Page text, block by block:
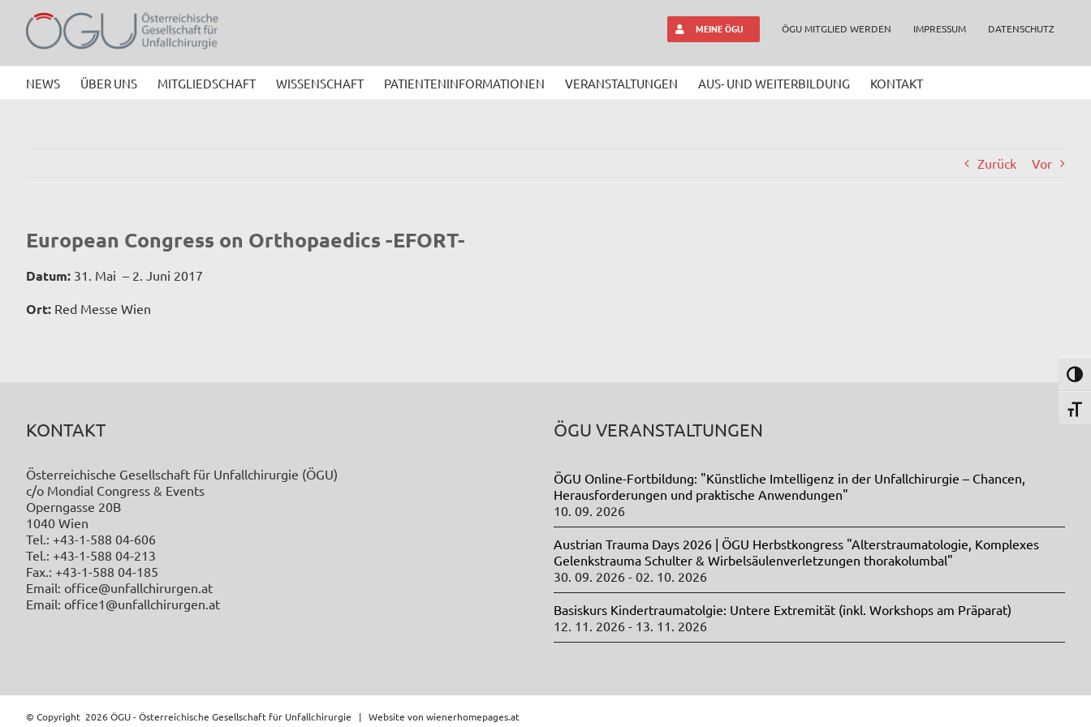
Inhalt
springen
MEINE ÖGU ÖGU MITGLIED WERDEN IMPRESSUM DATENSCHUTZ
NEWS ÜBER UNS MITGLIEDSCHAFT WISSENSCHAFT PATIENTENINFORMATIONEN VERANSTALTUNGEN AUS- UND WEITERBILDUNG KONTAKT
Zurück Vor
European Congress on Orthopaedics -EFORT-
Datum: 31. Mai – 2. Juni 2017
Ort: Red Messe Wien
KONTAKT
Österreichische Gesellschaft für Unfallchirurgie (ÖGU)
c/o Mondial Congress & Events
Operngasse 20B
1040 Wien
Tel.: +43-1-588 04-606
Tel.: +43-1-588 04-213
Fax.: +43-1-588 04-185
Email: office@unfallchirurgen.at
Email: office1@unfallchirurgen.at
ÖGU VERANSTALTUNGEN
ÖGU Online-Fortbildung: "Künstliche Imtelligenz in der Unfallchirurgie – Chancen,
Herausforderungen und praktische Anwendungen"
10. 09. 2026
Austrian Trauma Days 2026 | ÖGU Herbstkongress "Alterstraumatologie, Komplexes
Gelenkstrauma Schulter & Wirbelsäulenverletzungen thorakolumbal"
30. 09. 2026 - 02. 10. 2026
Basiskurs Kindertraumatolgie: Untere Extremität (inkl. Workshops am Präparat)
12. 11. 2026 - 13. 11. 2026
© Copyright 2026 ÖGU - Österreichische Gesellschaft für Unfallchirurgie | Website von wienerhomepages.at